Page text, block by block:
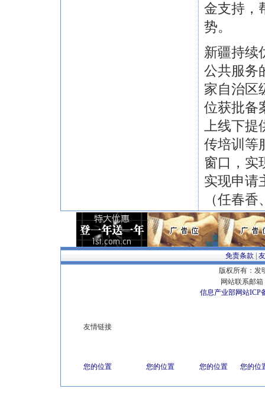
金支持，
势。
新疆持续
公共服务
家自治区
位获批备
上线下
传培训等
窗口，实
实现申请
（任春
免责条款
版权所有：发
网站联系邮箱
信息产业部网站ICP
友情链接
您的位置 您的位置 您的位置 您的位